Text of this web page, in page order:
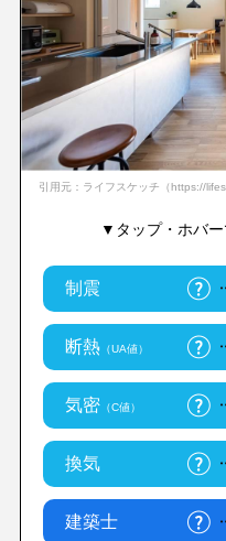
引用元：ライフスケッチ（https://
▼タップ・ホバ
制震
断熱（UA値）
気密（C値）
換気
建築士